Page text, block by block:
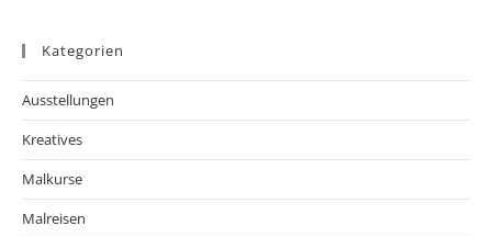
Kategorien
Ausstellungen
Kreatives
Malkurse
Malreisen